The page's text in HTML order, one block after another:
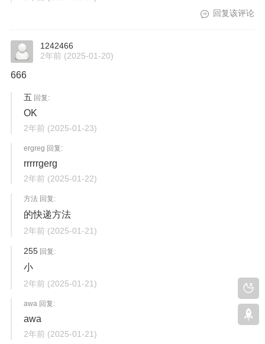
回复该评论
1242466
2年前 (2025-01-20)
666
五 回复:
OK
2年前 (2025-01-23)
ergreg 回复:
rrrrrgerg
2年前 (2025-01-22)
方法 回复:
的快递方法
2年前 (2025-01-21)
255 回复:
小
2年前 (2025-01-21)
awa 回复:
awa
2年前 (2025-01-21)